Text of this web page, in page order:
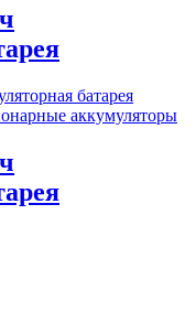
аккумуляторы